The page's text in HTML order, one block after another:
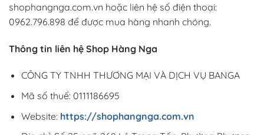
shophangnga.com.vn hoặc liên hệ số điện thoại:
0962.796.898 để được mua hàng nhanh chóng.
Thông tin liên hệ Shop Hàng Nga
CÔNG TY TNHH THƯƠNG MẠI VÀ DỊCH VỤ BANGA
Mã số thuế: 0111186695
Website: https://shophangnga.com.vn